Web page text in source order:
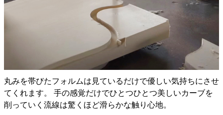
丸みを帯びたフォルムは見ているだけで優しい気持ちにさせ
てくれます。 手の感覚だけでひとつひとつ美しいカーブを
削っていく流線は驚くほど滑らかな触り心地。